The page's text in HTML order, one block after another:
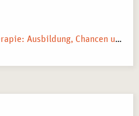
Heilpraktiker für Psychotherapie: Ausbildung, Chancen und dein Weg zum Traumberuf